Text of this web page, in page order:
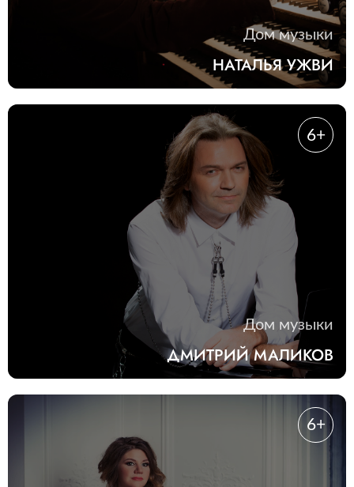
Дом музыки
НАТАЛЬЯ УЖВИ
6+
Дом музыки
ДМИТРИЙ МАЛИКОВ
6+